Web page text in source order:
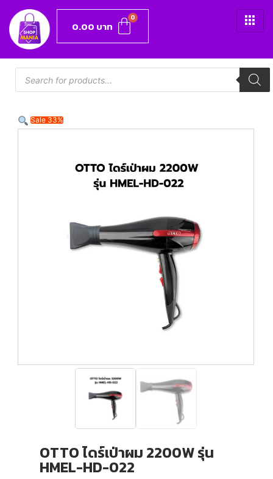
0.00 บาท
Sale 33%
OTTO ไดร์เป่าผม 2200W รุ่น
HMEL-HD-022